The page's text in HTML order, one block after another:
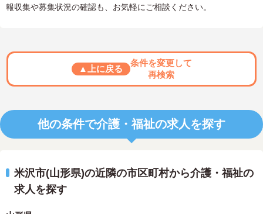
報収集や募集状況の確認も、お気軽にご相談ください。
▲上に戻る
条件を変更して
再検索
他の条件で介護・福祉の求人を探す
米沢市(山形県)の近隣の市区町村から介護・福祉の
求人を探す